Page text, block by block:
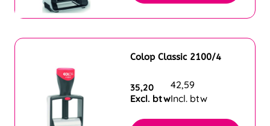
Colop Classic 2100/4
35,20
Excl. btw
42,59
Incl. btw